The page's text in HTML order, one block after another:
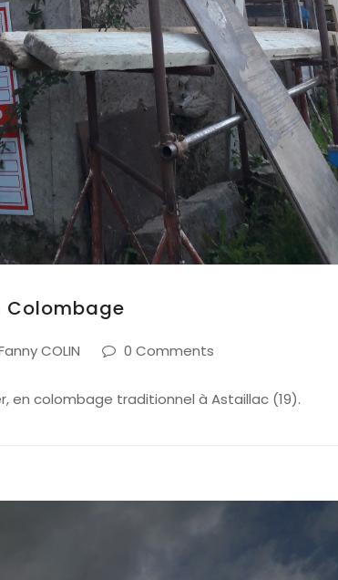
Colombage
COLIN 0 Comments
en colombage traditionnel à Astaillac (19).